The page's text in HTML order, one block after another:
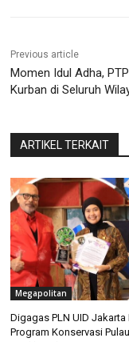
Previous article
Momen Idul Adha,
Kurban di Seluruh
ARTIKEL TERKAIT
Megapolitan
Digagas PLN UID Jakarta
Program Konservasi